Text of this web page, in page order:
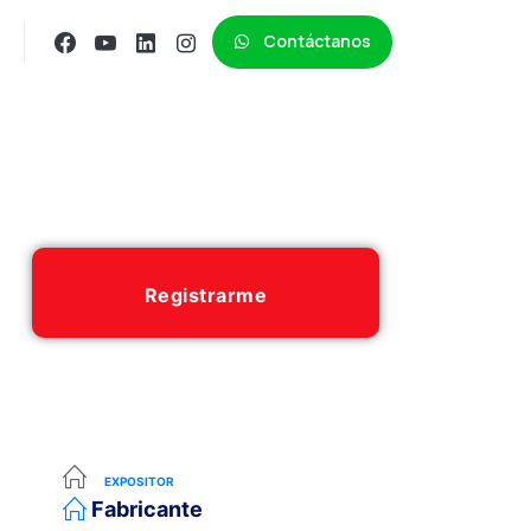
Contáctanos
Registrarme
EXPOSITOR
Fabricante